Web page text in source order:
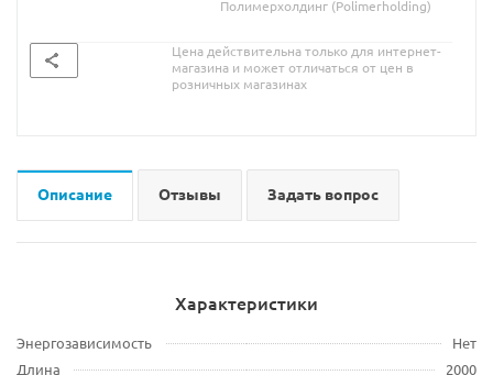
Полимерхолдинг (Polimerholding)
Цена действительна только для интернет-
магазина и может отличаться от цен в
розничных магазинах
Описание Отзывы Задать вопрос
Характеристики
Энергозависимость
Нет
Длина
2000